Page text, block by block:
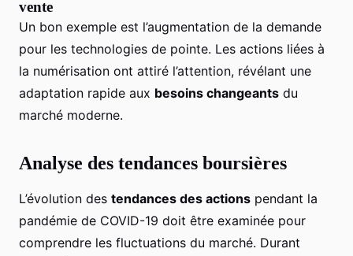
vente
Un bon exemple est l’augmentation de la demande
pour les technologies de pointe. Les actions liées à
la numérisation ont attiré l’attention, révélant une
adaptation rapide aux besoins changeants du
marché moderne.
Analyse des tendances boursières
L’évolution des tendances des actions pendant la
pandémie de COVID-19 doit être examinée pour
comprendre les fluctuations du marché. Durant